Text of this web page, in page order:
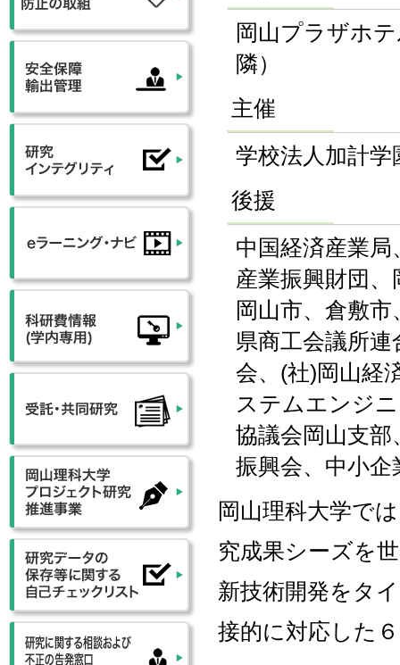
岡山プラザホ
隣）
主催
学校法人加計
後援
中国経済産業
産業振興財団
岡山市、倉敷
県商工会議所
会、(社)岡山経
ステムエンジ
協議会岡山支部
振興会、中小企
岡山理科大学で
究成果シーズを
新技術開発をタ
接的に対応した